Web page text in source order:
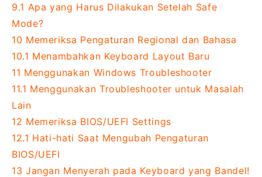
9.1 Apa yang Harus Dilakukan Setelah Safe
Mode?
10 Memeriksa Pengaturan Regional dan Bahasa
10.1 Menambahkan Keyboard Layout Baru
11 Menggunakan Windows Troubleshooter
11.1 Menggunakan Troubleshooter untuk Masalah
Lain
12 Memeriksa BIOS/UEFI Settings
12.1 Hati-hati Saat Mengubah Pengaturan
BIOS/UEFI
13 Jangan Menyerah pada Keyboard yang Bandel!